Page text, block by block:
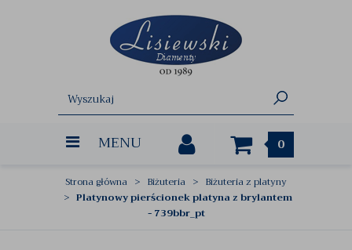
MENU 0
Strona główna Biżuteria
Biżuteria z platyny
Platynowy pierścionek platyna z brylantem
- 739bbr_pt